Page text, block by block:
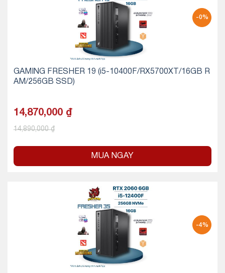
-0%
GAMING FRESHER 19 (i5-10400F/RX5700XT/16GB R
AM/256GB SSD)
14,870,000 ₫
14,890,000₫
MUA NGAY
-4%